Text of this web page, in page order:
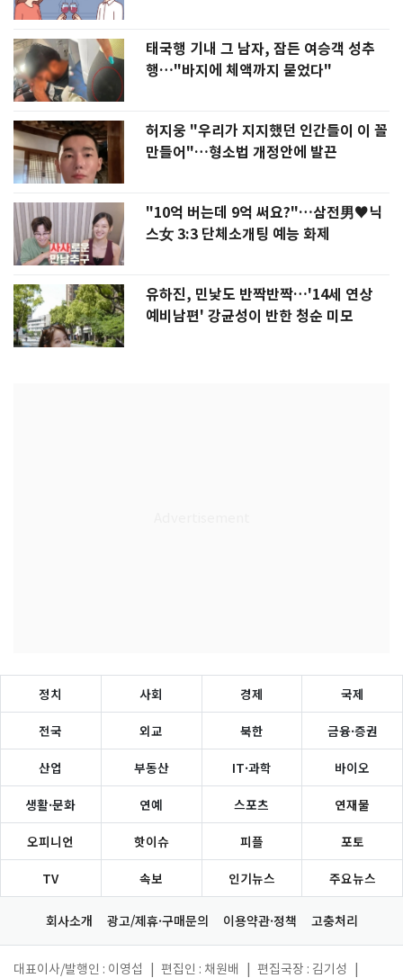
태국행 기내 그 남자, 잠든 여승객 성추
행…"바지에 체액까지 묻었다"
허지웅 "우리가 지지했던 인간들이 이 꼴
만들어"…형소법 개정안에 발끈
"10억 버는데 9억 써요?"…삼전男♥닉
스女 3:3 단체소개팅 예능 화제
유하진, 민낯도 반짝반짝…'14세 연상
예비남편' 강균성이 반한 청순 미모
정치 사회 경제 국제
전국 외교 북한 금융·증권
산업 부동산 IT·과학 바이오
생활·문화 연예 스포츠 연재물
오피니언 핫이슈 피플 포토
TV 속보 인기뉴스 주요뉴스
회사소개 광고/제휴·구매문의 이용약관·정책 고충처리
대표이사/발행인 : 이영섭 편집인 : 채원배 편집국장 : 김기성